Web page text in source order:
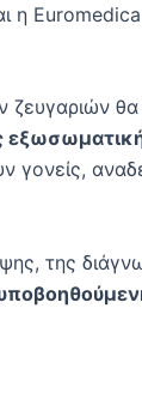
η
ζευγαριών θα
γονείς,
της